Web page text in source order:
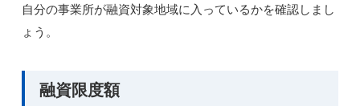
自分の事業所が融資対象地域に入っているかを確認しまし
ょう。
融資限度額